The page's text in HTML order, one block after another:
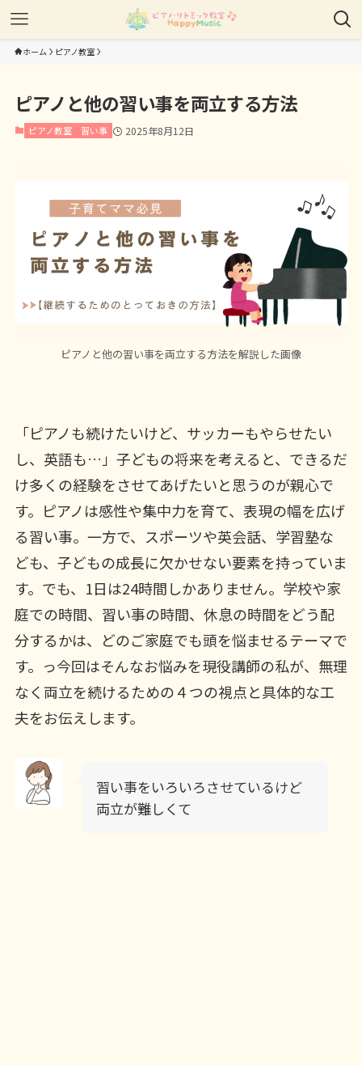
ホーム ピアノ教室
ピアノと他の習い事を両立する方法
ピアノ教室 習い事 2025年8月12日
ピアノと他の習い事を両立する方法を解説した画像
「ピアノも続けたいけど、サッカーもやらせたい
し、英語も…」子どもの将来を考えると、できるだ
け多くの経験をさせてあげたいと思うのが親心で
す。ピアノは感性や集中力を育て、表現の幅を広げ
る習い事。一方で、スポーツや英会話、学習塾な
ども、子どもの成長に欠かせない要素を持っていま
す。でも、1日は24時間しかありません。学校や家
庭での時間、習い事の時間、休息の時間をどう配
分するかは、どのご家庭でも頭を悩ませるテーマで
す。っ今回はそんなお悩みを現役講師の私が、無理
なく両立を続けるための４つの視点と具体的な工
夫をお伝えします。
習い事をいろいろさせているけど
両立が難しくて